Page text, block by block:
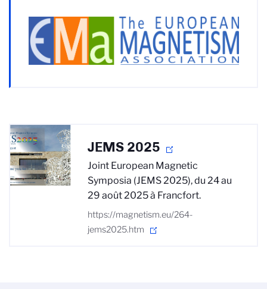
JEMS 2025
Joint European Magnetic
Symposia (JEMS 2025), du 24 au
29 août 2025 à Francfort.
https://magnetism.eu/264-
jems2025.htm